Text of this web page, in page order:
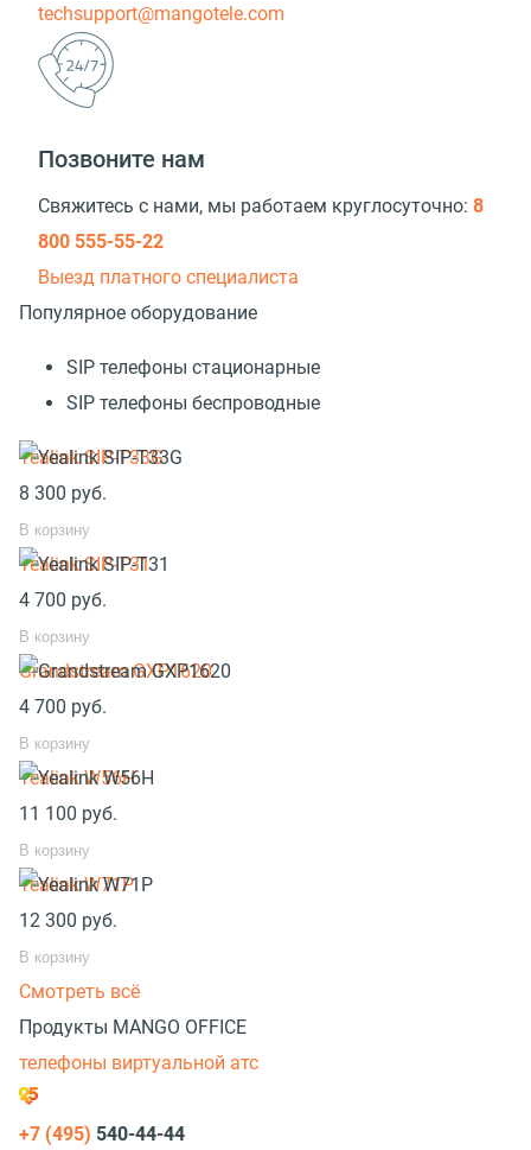
techsupport@mangotele.com
Позвоните нам
Свяжитесь с нами, мы работаем круглосуточно: 8
800 555-55-22
Выезд платного специалиста
Популярное оборудование
SIP телефоны стационарные
SIP телефоны беспроводные
Yealink SIP-T33G
8 300 руб.
В корзину
Yealink SIP-T31
4 700 руб.
В корзину
Grandstream GXP1620
4 700 руб.
В корзину
Yealink W56H
11 100 руб.
В корзину
Yealink W71P
12 300 руб.
В корзину
Смотреть всё
Продукты MANGO OFFICE
телефоны виртуальной атс
+7 (495) 540-44-44